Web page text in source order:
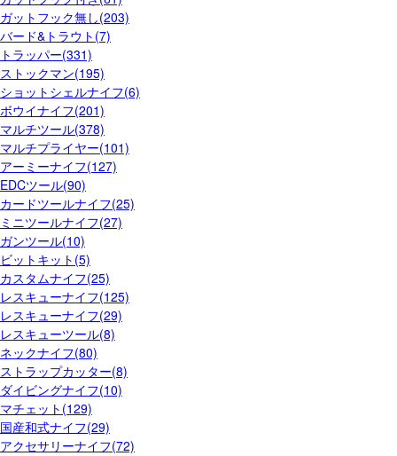
ガットフック無し(203)
バード&トラウト(7)
トラッパー(331)
ストックマン(195)
ショットシェルナイフ(6)
ボウイナイフ(201)
マルチツール(378)
マルチプライヤー(101)
アーミーナイフ(127)
EDCツール(90)
カードツールナイフ(25)
ミニツールナイフ(27)
ガンツール(10)
ビットキット(5)
カスタムナイフ(25)
レスキューナイフ(125)
レスキューナイフ(29)
レスキューツール(8)
ネックナイフ(80)
ストラップカッター(8)
ダイビングナイフ(10)
マチェット(129)
国産和式ナイフ(29)
アクセサリーナイフ(72)